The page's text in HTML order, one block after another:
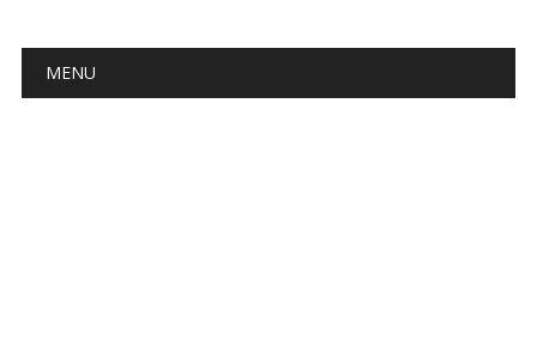
Main menu
MENU